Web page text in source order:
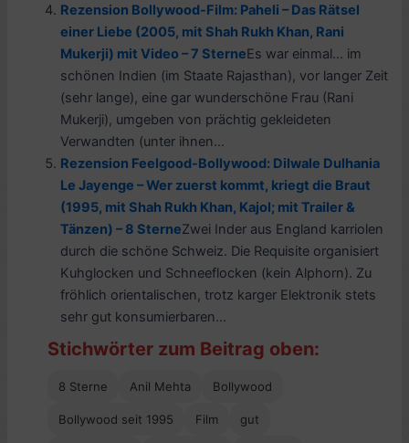
Rezension Bollywood-Film: Paheli – Das Rätsel
einer Liebe (2005, mit Shah Rukh Khan, Rani
Mukerji) mit Video – 7 SterneEs war einmal… im
schönen Indien (im Staate Rajasthan), vor langer Zeit
(sehr lange), eine gar wunderschöne Frau (Rani
Mukerji), umgeben von prächtig gekleideten
Verwandten (unter ihnen...
Rezension Feelgood-Bollywood: Dilwale Dulhania
Le Jayenge – Wer zuerst kommt, kriegt die Braut
(1995, mit Shah Rukh Khan, Kajol; mit Trailer &
Tänzen) – 8 SterneZwei Inder aus England karriolen
durch die schöne Schweiz. Die Requisite organisiert
Kuhglocken und Schneeflocken (kein Alphorn). Zu
fröhlich orientalischen, trotz karger Elektronik stets
sehr gut konsumierbaren...
Stichwörter zum Beitrag oben:
8 Sterne Anil Mehta Bollywood
Bollywood seit 1995 Film gut